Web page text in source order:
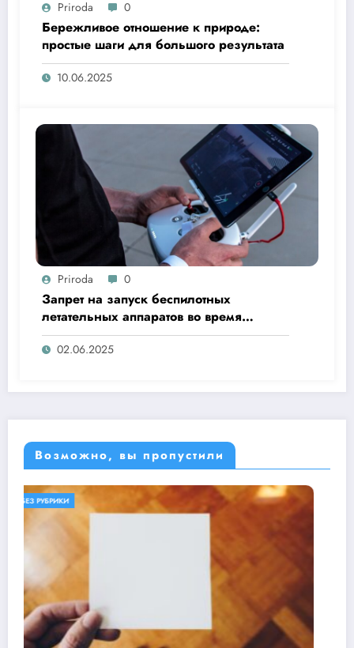
Priroda 0
Бережливое отношение к природе:
простые шаги для большого результата
10.06.2025
Priroda 0
Запрет на запуск беспилотных
летательных аппаратов во время
«Ысыах Туймаады-2025»
02.06.2025
Возможно, вы пропустили
БЕЗ РУБРИКИ ОБЕРЕГАЕМ ПРИРОДУ